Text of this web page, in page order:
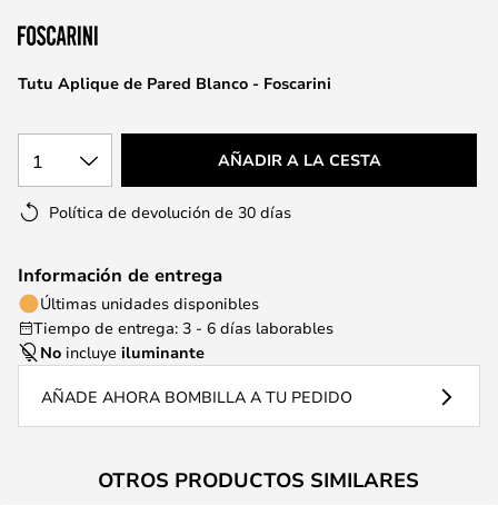
la
galería
deTutu Aplique de Pared Blanco - Foscarini
1 AÑADIR A LA CESTA
Política de devolución de 30 días
Información de entrega
Últimas unidades disponibles
Tiempo de entrega: 3 - 6 días laborables
No incluye iluminante
AÑADE AHORA BOMBILLA A TU PEDIDO
OTROS PRODUCTOS SIMILARES